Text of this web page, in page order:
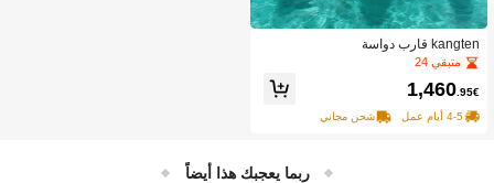
kangten قارب دواسة
متبقي 24
1,460.95€
4-5 أيام عمل شحن مجاني
ربما يعجبك هذا أيضاً